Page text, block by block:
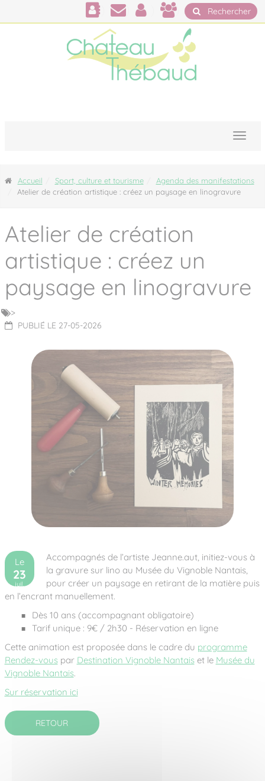
Rechercher
Accueil Sport, culture et tourisme
Agenda des manifestations
Atelier de création artistique : créez un paysage en linogravure
Atelier de création
artistique : créez un
paysage en linogravure
>
PUBLIÉ LE 27-05-2026
Le
23
juil.
2026
Accompagnés de l’artiste Jeanne.aut, initiez-vous à
la gravure sur lino au Musée du Vignoble Nantais,
pour créer un paysage en retirant de la matière puis
en l’encrant manuellement.
Dès 10 ans (accompagnant obligatoire)
Tarif unique : 9€ / 2h30 - Réservation en ligne
Cette animation est proposée dans le cadre du programme
Rendez-vouspar Destination Vignoble Nantaiset le Musée du
Vignoble Nantais.
Sur réservation ici
RETOUR
Panneau de gestion des cookies